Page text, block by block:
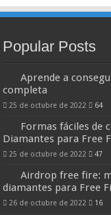
Popular Posts
Aprende a
completa
25 de octubre de 2022 64
Formas fáciles de
Diamantes para Free
25 de octubre de 2022 47
Airdrop free fire:
diamantes para Free
26 de octubre de 2022 16